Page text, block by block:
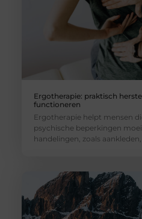
Ergotherapie: praktisch
functioneren
Ergotherapie helpt mensen
psychische beperkingen
handelingen, zoals